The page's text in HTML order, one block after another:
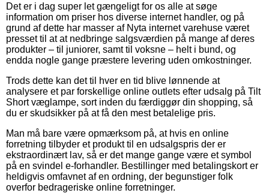
Det er i dag super let gængeligt for os alle at søge
information om priser hos diverse internet handler, og på
grund af dette har masser af Nyta internet varehuse været
presset til at at nedbringe salgsværdien på mange af deres
produkter – til juniorer, samt til voksne – helt i bund, og
endda nogle gange præstere levering uden omkostninger.
Trods dette kan det til hver en tid blive lønnende at
analysere et par forskellige online outlets efter udsalg på Tilt
Short væglampe, sort inden du færdiggør din shopping, så
du er skudsikker på at få den mest betalelige pris.
Man må bare være opmærksom på, at hvis en online
forretning tilbyder et produkt til en udsalgspris der er
ekstraordinært lav, så er det mange gange være et symbol
på en svindel e-forhandler. Bestillinger med betalingskort er
heldigvis omfavnet af en ordning, der begunstiger folk
overfor bedrageriske online forretninger.